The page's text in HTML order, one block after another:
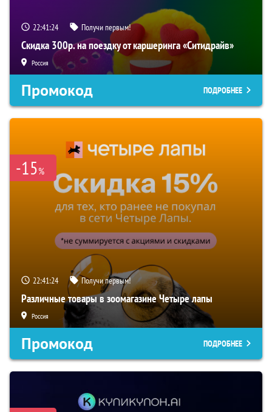
22:41:23 Получи первым!
Скидка 300р. на поездку от каршеринга «Ситидрайв»
Россия
Промокод ПОДРОБНЕЕ
-15%
22:41:23 Получи первым!
Различные товары в зоомагазине Четыре лапы
Россия
Промокод ПОДРОБНЕЕ